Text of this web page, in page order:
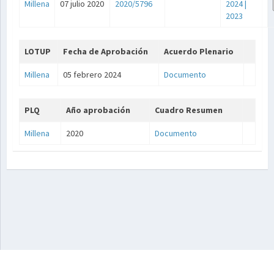
Millena 07 julio 2020 2020/5796 2024|
2023
LOTUP Fecha de Aprobación Acuerdo Plenario
Millena 05 febrero 2024 Documento
PLQ Año aprobación Cuadro Resumen
Millena 2020 Documento